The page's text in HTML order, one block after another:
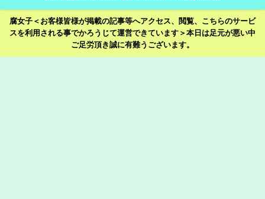
腐女子＜お客様皆様が掲載の記事等へアクセス、閲覧、こちらのサービ
スを利用される事でかろうじて運営できています＞本日は足元が悪い中
ご足労頂き誠に有難うございます。